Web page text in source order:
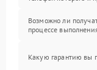
Возможно ли
процессе
Какую гарантию вы